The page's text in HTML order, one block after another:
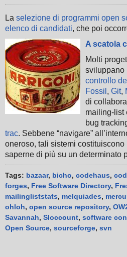
La selezione di programmi open
elenco di candidati, che poi
A scatola
Molti
sviluppano
controllo
Fossil, Git,
di
mailing-list
bug
trac. Sebbene “navigare”
oneroso, tali sistemi
saperne di più su un determinato
Tags: bazaar, bicho, codehaus,
forges, Free Software Directory,
mailingliststats, melquiades,
ohloh, open source repository,
Savannah, Sloccount, software
Open Source, sourceforge, svn